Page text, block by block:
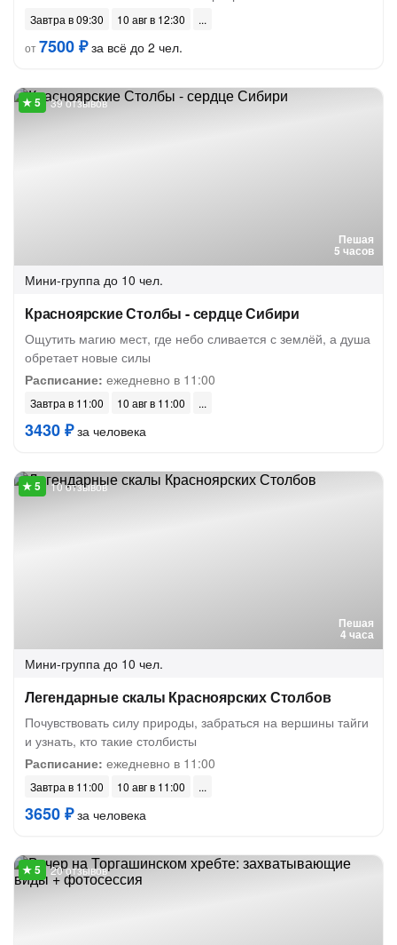
Завтра в 09:30
10 авг в 12:30
от7500 ₽за всё до 2 чел.
Пешая
5 часов
39 отзывов
Мини-группа до 10 чел.
Красноярские Столбы - сердце Сибири
Ощутить магию мест, где небо сливается с землёй, а душа
обретает новые силы
Расписание: ежедневно в 11:00
Завтра в 11:00 10 авг в 11:00
3430 ₽за человека
Пешая
4 часа
10 отзывов
Мини-группа до 10 чел.
Легендарные скалы Красноярских Столбов
Почувствовать силу природы, забраться на вершины тайги
и узнать, кто такие столбисты
Расписание: ежедневно в 11:00
Завтра в 11:00 10 авг в 11:00
3650 ₽за человека
20 отзывов